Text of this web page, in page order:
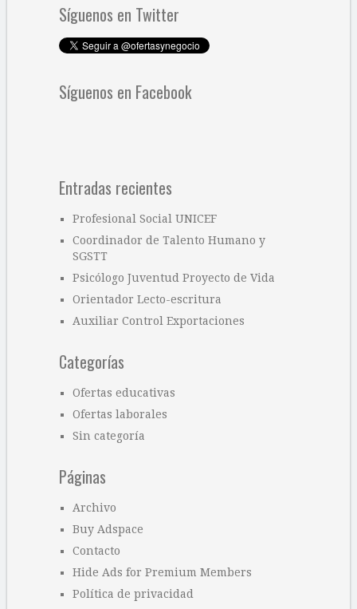
Síguenos en Twitter
Síguenos en Facebook
Entradas recientes
Profesional Social UNICEF
Coordinador de Talento Humano y
SGSTT
Psicólogo Juventud Proyecto de Vida
Orientador Lecto-escritura
Auxiliar Control Exportaciones
Categorías
Ofertas educativas
Ofertas laborales
Sin categoría
Páginas
Archivo
Buy Adspace
Contacto
Hide Ads for Premium Members
Política de privacidad